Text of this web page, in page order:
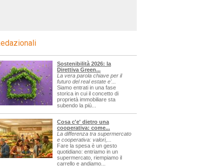
Sostenibilità 2026: la
Direttiva Green...
La vera parola chiave per il
futuro del real estate e'...
Siamo entrati in una fase
storica in cui il concetto di
proprietà immobiliare sta
subendo la più...
Cosa c'e' dietro una
cooperativa: come...
La differenza tra supermercato
e cooperativa: valori,...
Fare la spesa è un gesto
quotidiano: entriamo in un
supermercato, riempiamo il
carrello e andiamo...